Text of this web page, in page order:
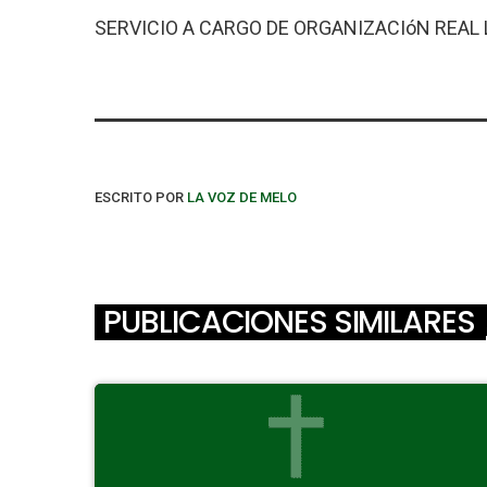
SERVICIO A CARGO DE ORGANIZACIóN REAL
ESCRITO POR LA VOZ DE MELO
PUBLICACIONES SIMILARES